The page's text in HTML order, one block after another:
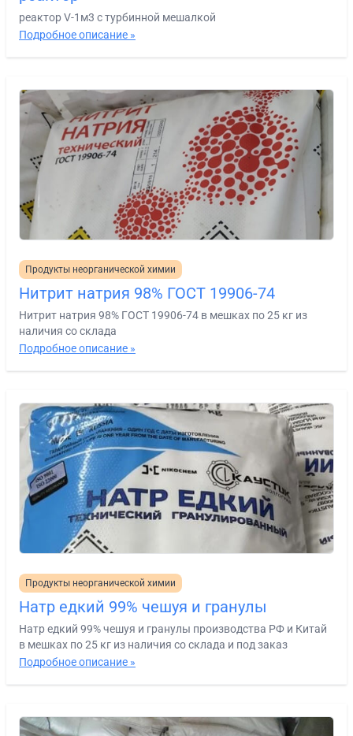
реактор V-1м3 с турбинной мешалкой
Подробное описание »
Продукты неорганической химии
Нитрит натрия 98% ГОСТ 19906-74
Нитрит натрия 98% ГОСТ 19906-74 в мешках по 25 кг из
наличия со склада
Подробное описание »
Продукты неорганической химии
Натр едкий 99% чешуя и гранулы
Натр едкий 99% чешуя и гранулы производства РФ и Китай
в мешках по 25 кг из наличия со склада и под заказ
Подробное описание »